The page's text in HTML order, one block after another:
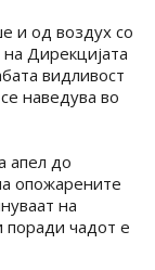
и од воздух со
Дирекцијата
видливост
наведува во
апел до
опожарените
на
поради чадот е